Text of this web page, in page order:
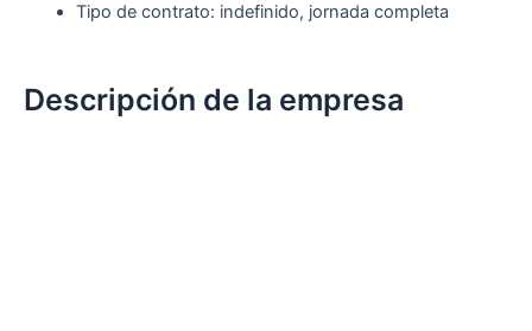
Tipo de contrato: indefinido, jornada completa
Descripción de la empresa